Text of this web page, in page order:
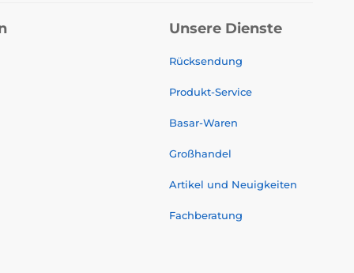
Unsere Dienste
Rücksendung
Produkt-Service
Basar-Waren
Großhandel
Artikel und Neuigkeiten
Fachberatung